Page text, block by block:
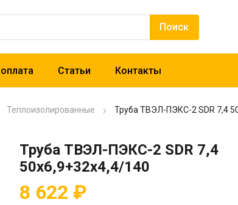
Статьи Контакты
Теплоизолированные Труба ТВЭЛ-ПЭКС-2 SDR 7,4
Труба ТВЭЛ-ПЭКС-2 SDR 7,4
50х6,9+32х4,4/140
8 622 ₽